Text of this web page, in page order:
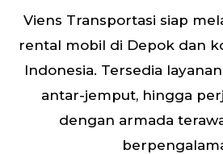
Viens Transportasi siap
rental mobil di Depok dan
Indonesia. Tersedia
antar-jemput, hingga
dengan armada